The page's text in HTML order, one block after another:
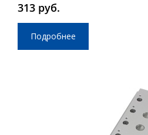
313 руб.
Подробнее